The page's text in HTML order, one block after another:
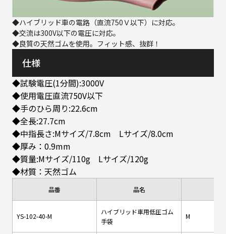
◆ハイブリッド車の電路（直流750Ｖ以下）に対応。
◆交流は300V以下の電圧に対応。
◆良質の天然ゴムを使用。フィット感、抜群！
仕様
◆試験電圧(1分間):3000V
◆使用電圧直流750V以下
◆手のひら周り:22.6cm
◆全長:27.7cm
◆中指長さ:Mサイズ/7.8cm Lサイズ/8.0cm
◆厚み：0.9mm
◆質量:Mサイズ/110g Lサイズ/120g
◆材質：天然ゴム
品番 品名
YS-102-40-M
ハイブリッド車用低圧ゴム
手袋
M